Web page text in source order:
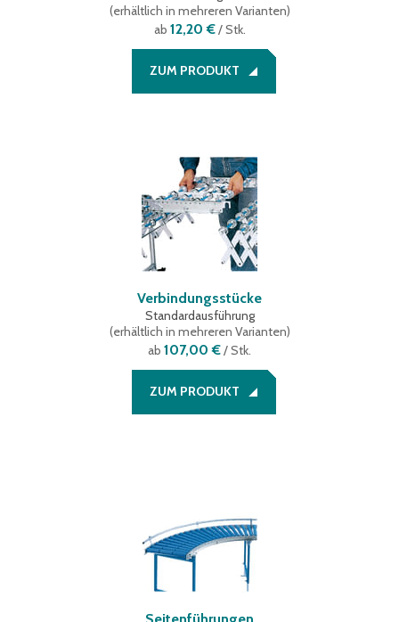
(erhältlich in mehreren Varianten)
ab 12,20 €/ Stk.
ZUM PRODUKT
Verbindungsstücke
Standardausführung
(erhältlich in mehreren Varianten)
ab 107,00 €/ Stk.
ZUM PRODUKT